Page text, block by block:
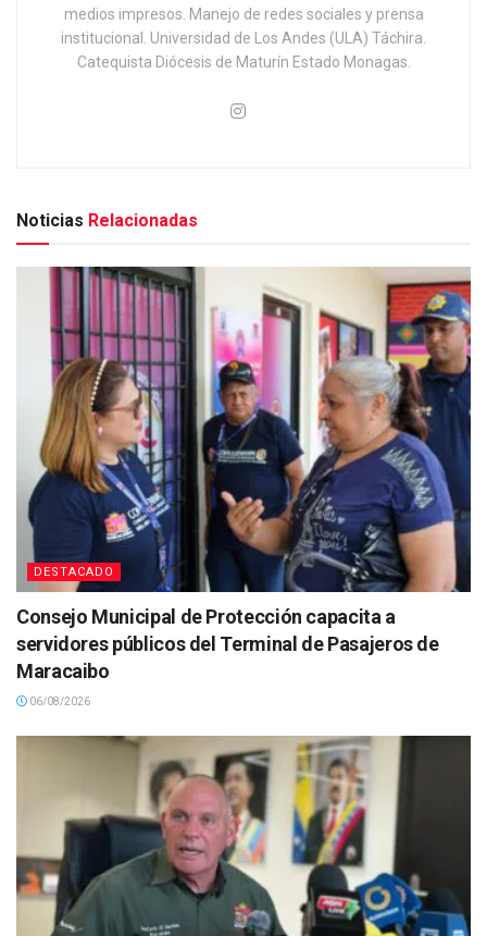
medios impresos. Manejo de redes sociales y prensa
institucional. Universidad de Los Andes (ULA) Táchira.
Catequista Diócesis de Maturín Estado Monagas.
Noticias Relacionadas
DESTACADO
Consejo Municipal de Protección capacita a
servidores públicos del Terminal de Pasajeros de
Maracaibo
06/08/2026